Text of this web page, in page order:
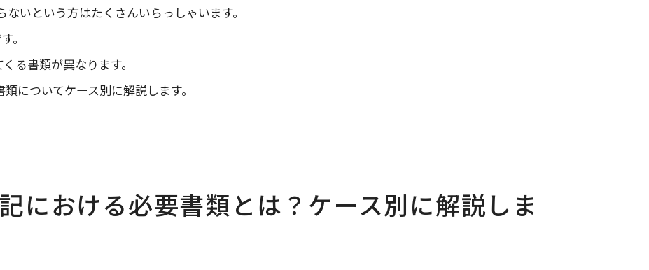
いという方はたくさんいらっしゃいます。
。
る書類が異なります。
についてケース別に解説します。
における必要書類とは？ケース別に解説しま